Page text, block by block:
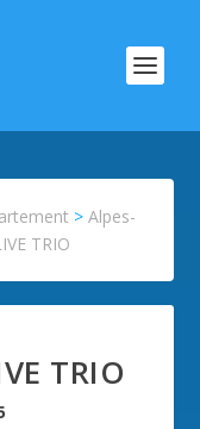
>Alpes-
TRIO
TRIO